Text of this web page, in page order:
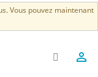
Vous pouvez maintenant
